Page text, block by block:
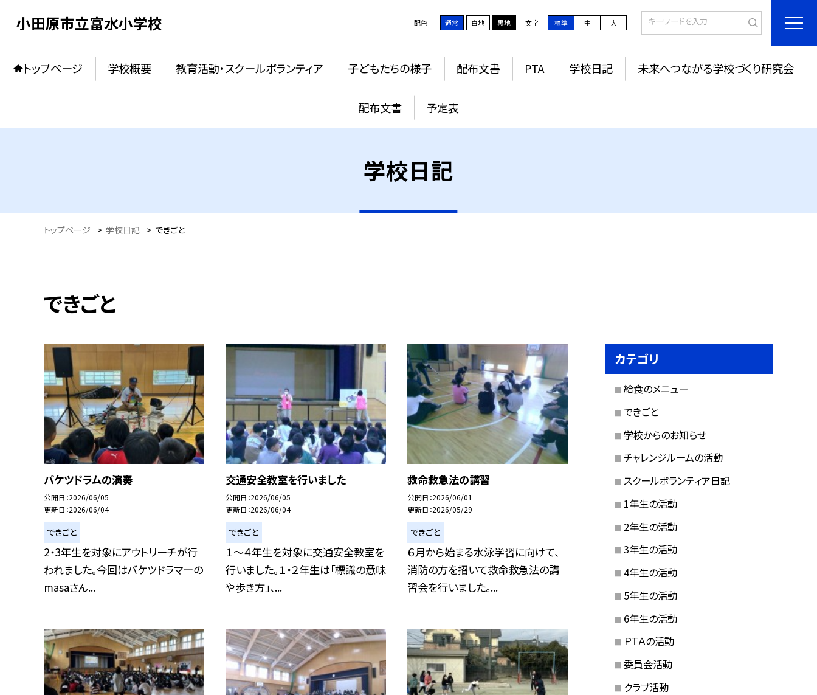
小田原市立富水小学校 配色 通常 白地 黒地 文字 標準 中 大
トップページ 学校概要 教育活動・スクールボランティア 子どもたちの様子 配布文書 PTA 学校日記 未来へつながる学校づくり研究会
配布文書 予定表
学校日記
トップページ > 学校日記 > できごと
できごと
バケツドラムの演奏
公開日 2026/06/05
更新日 2026/06/04
できごと
2・3年生を対象にアウトリーチが行
われました。今回はバケツドラマーの
masaさん...
交通安全教室を行いました
公開日 2026/06/05
更新日 2026/06/04
できごと
１〜４年生を対象に交通安全教室を
行いました。１・２年生は「標識の意味
や歩き方」、...
救命救急法の講習
公開日 2026/06/01
更新日 2026/05/29
できごと
６月から始まる水泳学習に向けて、
消防の方を招いて救命救急法の講
習会を行いました。...
カテゴリ
給食のメニュー
できごと
学校からのお知らせ
チャレンジルームの活動
スクールボランティア日記
1年生の活動
2年生の活動
3年生の活動
4年生の活動
5年生の活動
6年生の活動
ＰＴＡの活動
委員会活動
クラブ活動